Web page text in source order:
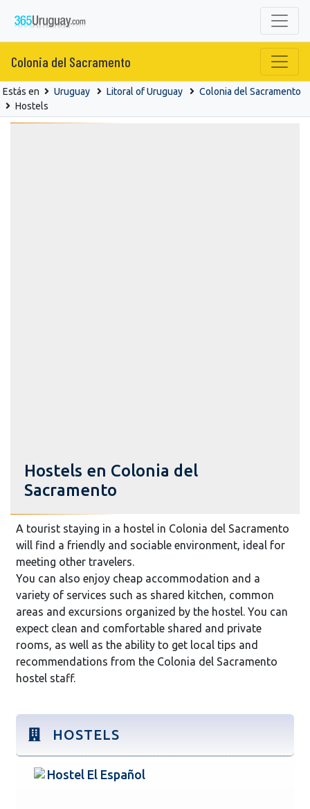
Colonia del Sacramento
Estás en Uruguay Litoral of Uruguay
Colonia del Sacramento
Hostels
Hostels en Colonia del
Sacramento
A tourist staying in a hostel in Colonia del Sacramento
will find a friendly and sociable environment, ideal for
meeting other travelers.
You can also enjoy cheap accommodation and a
variety of services such as shared kitchen, common
areas and excursions organized by the hostel. You can
expect clean and comfortable shared and private
rooms, as well as the ability to get local tips and
recommendations from the Colonia del Sacramento
hostel staff.
HOSTELS
Hostel El Español